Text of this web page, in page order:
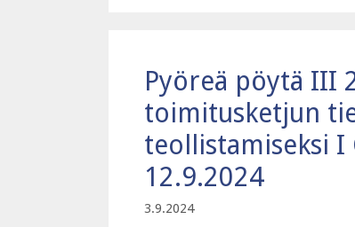
Pyöreä pöytä III
toimitusketjun
teollistamiseksi I
12.9.2024
3.9.2024